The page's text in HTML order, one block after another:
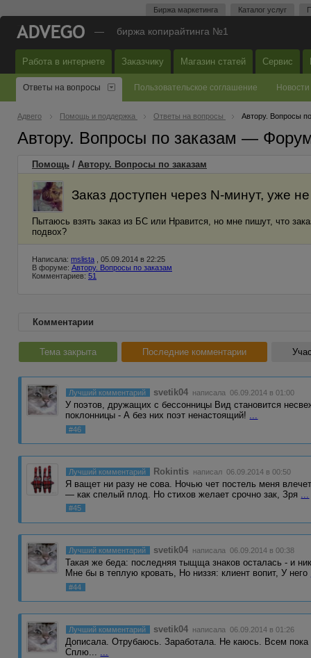
Биржа маркетинга Каталог услуг
— биржа копирайтинга №1
Работа в интернете Заказчику Магазин статей Сервис
Ответы на вопросы Пользовательское соглашение Новости
Адвего Помощь и поддержка Ответы на вопросы Автору. Вопросы
Автору. Вопросы по заказам —
Помощь / Автору. Вопросы по заказам
Заказ доступен через N-минут, уже
Пытаюсь взять заказ из БС или Нравится, но мне пишут, что
подвох?
Написала: mslista , 05.09.2014 в 22:25
В форуме: Автору. Вопросы по заказам
Комментариев: 51
Комментарии
Тема закрыта Последние комментарии
Лучший комментарий svetik04 написала 06.09.2014 в 01:00
У поэтов, дружащих с бессонницы Вид становится
поклонницы - А без них поэт ненастоящий! ...
#46
Лучший комментарий Rokintis написал 06.09.2014 в 00:50
Я ващет ни разу не сова. Ночью чет постель меня
— как спелый плод. Но стихов желает срочно зак, Зря
#45
Лучший комментарий svetik04 написала 06.09.2014 в 00:38
Такая же беда: последняя тыщща знаков осталась - и
Мне бы в теплую кровать, Но низзя: клиент вопит, У него
#44
Лучший комментарий svetik04 написала 06.09.2014 в 01:26
Дописала. Отрубаюсь. Заработала. Не каюсь. Всем
Сплю...